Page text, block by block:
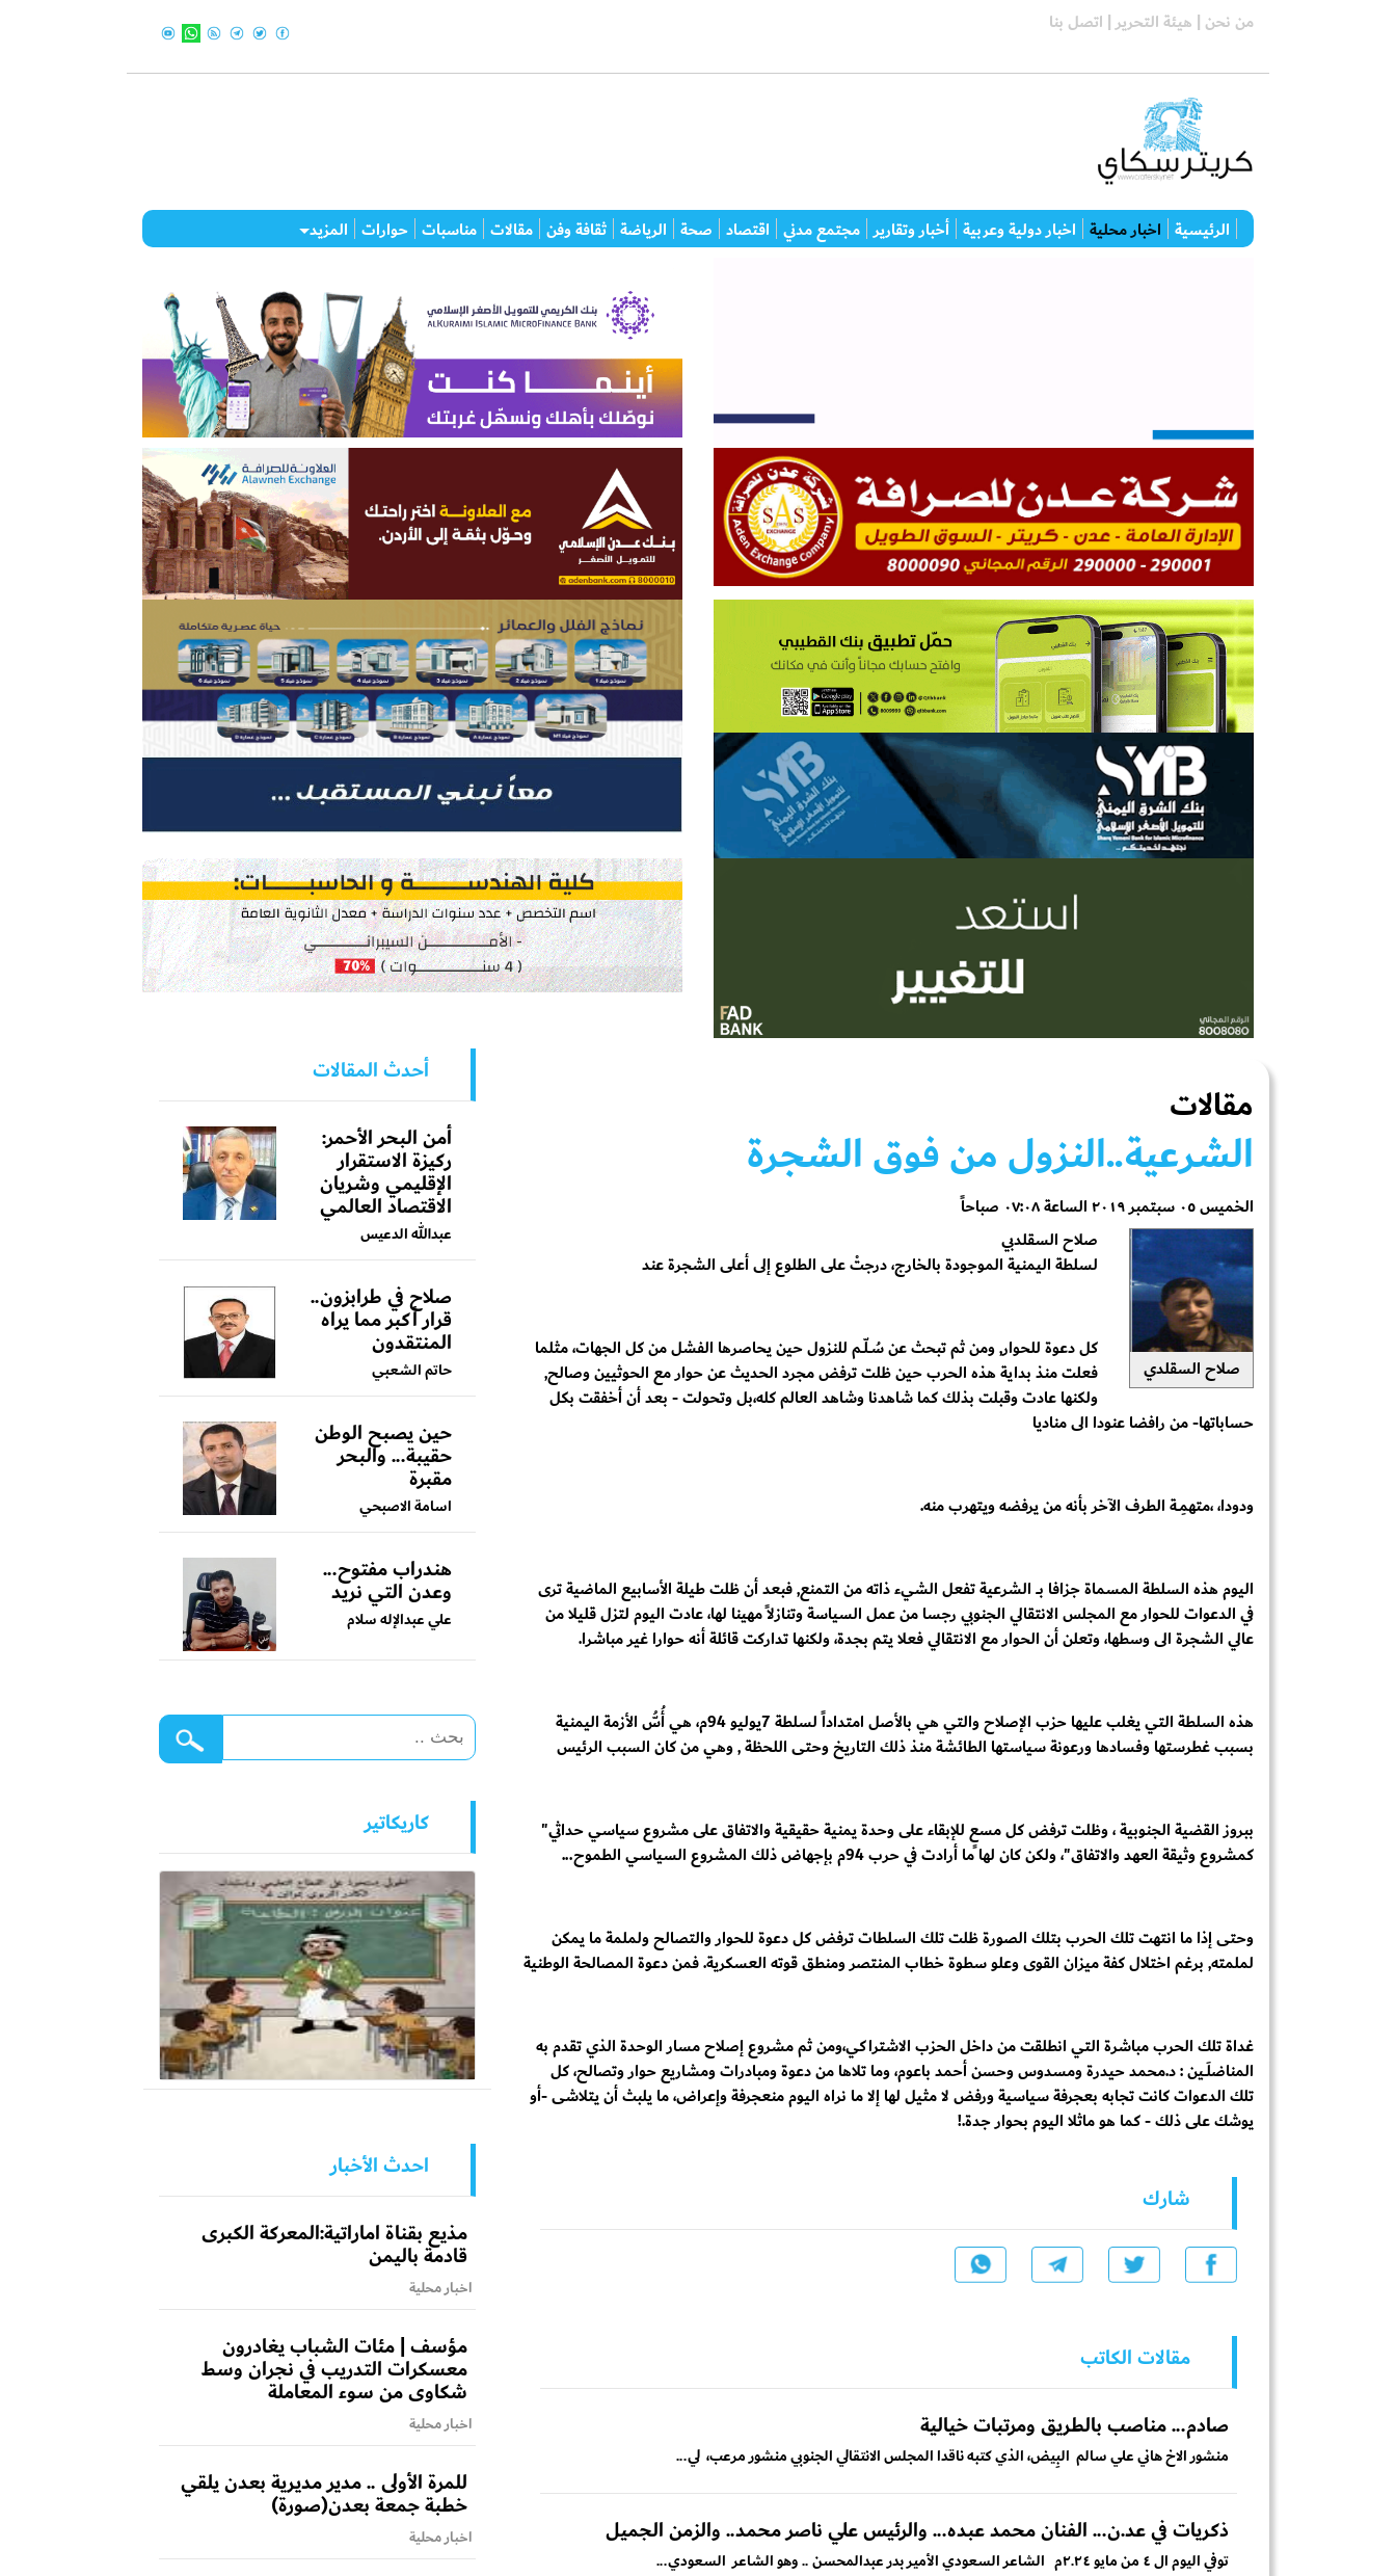
من نحن | هيئة التحرير | اتصل بنا
الرئيسية اخبار محلية اخبار دولية وعربية أخبار وتقارير مجتمع مدني اقتصاد صحة الرياضة ثقافة وفن مقالات مناسبات حوارات المزيد
مقالات
الشرعية..النزول من فوق الشجرة
الخميس ٠٥ سبتمبر ٢٠١٩ الساعة ٠٧:٠٨ صباحاً
صلاح السقلدي
صلاح السقلدبي
لسلطة اليمنية الموجودة بالخارج، درجتْ على الطلوع إلى أعلى الشجرة عند
كل دعوة للحوار, ومن ثم تبحث عن سُــلّــم للنزول حين يحاصرها الفشل من كل الجهات، مثلما
فعلت منذ بداية هذه الحرب حين ظلت ترفض مجرد الحديث عن حوار مع الحوثيين وصالح,
ولكنها عادت وقبلت بذلك كما شاهدنا وشاهد العالم كله،بل وتحولت - بعد أن أخفقت بكل
حساباتها- من رافضا عنودا الى مناديا
ودودا، ،متهمِــة الطرف الآخر بأنه من يرفضه ويتهرب منه.
اليوم هذه السلطة المسماة جزافا بـــ الشرعية تفعل الشيء ذاته من التمنع, فبعد أن ظلت طيلة الأسابيع الماضية ترى
في الدعوات للحوار مع المجلس الانتقالي الجنوبي رجسا من عمل السياسة وتنازلاً مهينا لها، عادت اليوم لتزل قليلا من
عالي الشجرة الى وسطها، وتعلن أن الحوار مع الانتقالي فعلا يتم بجدة، ولكنها تداركت قائلة أنه حوارا غير مباشرا.
هذه السلطة التي يغلب عليها حزب الإصلاح والتي هي بالأصل امتداداً لسلطة 7يوليو 94م، هي أُسُّ الأزمة اليمنية
بسبب غطرستها وفسادها ورعونة سياستها الطائشة منذ ذلك التاريخ وحتى اللحظة , وهي من كان السبب الرئيس
ببروز القضية الجنوبية ، وظلت ترفض كل مسعٍ للإبقاء على وحدة يمنية حقيقية والاتفاق على مشروع سياسي حداثي"
كمشروع وثيقة العهد والاتفاق"، ولكن كان لها ما أرادت في حرب 94م بإجهاض ذلك المشروع السياسي الطموح...
وحتى إذا ما انتهت تلك الحرب بتلك الصورة ظلت تلك السلطات ترفض كل دعوة للحوار والتصالح ولملمة ما يمكن
لملمته, برغم اختلال كفة ميزان القوى وعلو سطوة خطاب المنتصر ومنطق قوته العسكرية. فمن دعوة المصالحة الوطنية
غداة تلك الحرب مباشرة التي انطلقت من داخل الحزب الاشتراكي،ومن ثم مشروع إصلاح مسار الوحدة الذي تقدم به
المناضلَــين : د.محمد حيدرة ومسدوس وحسن أحمد باعوم، وما تلاها من دعوة ومبادرات ومشاريع حوار وتصالح، كل
تلك الدعوات كانت تجابه بعجرفة سياسية ورفض لا مثيل لها إلا ما نراه اليوم منعجرفة وإعراض، ما يلبث أن يتلاشى -أو
يوشك على ذلك - كما هو ماثلا اليوم بحوار جدة.!
شارك
مقالات الكاتب
صادم... مناصب بالطريق ومرتبات خيالية
منشور الاخ هاني علي سالم البِيض، الذي كتبه ناقدا المجلس الانتقالي الجنوبي منشور مرعب، لي...
ذكريات في عد.ن... الفنان محمد عبده... والرئيس علي ناصر محمد.. والزمن الجميل
توفي اليوم ال ٤ من مايو ٢.٢٤م الشاعر السعودي الأمير بدر عبدالمحسن .. وهو الشاعر السعودي...
أحدث المقالات
أمن البحر الأحمر:
ركيزة الاستقرار
الإقليمي وشريان
الاقتصاد العالمي
عبدالله الدعيس
صلاح في طرابزون..
قرار أكبر مما يراه
المنتقدون
حاتم الشعبي
حين يصبح الوطن
حقيبة... والبحر
مقبرة
اسامة الاصبحي
هندراب مفتوح...
وعدن التي نريد
علي عبدالإله سلام
كاريكاتير
احدث الأخبار
مذيع بقناة اماراتية:المعركة الكبرى
قادمة باليمن
اخبار محلية
مؤسف | مئات الشباب يغادرون
معسكرات التدريب في نجران وسط
شكاوى من سوء المعاملة
اخبار محلية
للمرة الأولى .. مدير مديرية بعدن يلقي
خطبة جمعة بعدن(صورة)
اخبار محلية